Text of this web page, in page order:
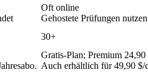
Oft online
Gehostete Prüfungen
30+
Gratis-Plan; Premium
Auch erhältlich für 49,90 $/